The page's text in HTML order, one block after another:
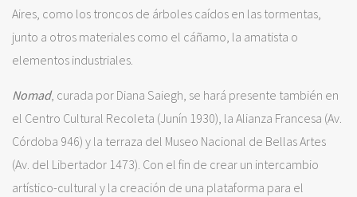
Aires, como los troncos de árboles caídos en las tormentas,
junto a otros materiales como el cáñamo, la amatista o
elementos industriales.
Nomad, curada por Diana Saiegh, se hará presente también en
el Centro Cultural Recoleta (Junín 1930), la Alianza Francesa (Av.
Córdoba 946) y la terraza del Museo Nacional de Bellas Artes
(Av. del Libertador 1473). Con el fin de crear un intercambio
artístico-cultural y la creación de una plataforma para el